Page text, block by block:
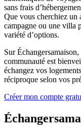
sans frais
Que vous cherchiez un
campagne ou une villa
variété d’options.
Sur
communauté est
échangez vos
réciproque selon vos
Créer mon compte